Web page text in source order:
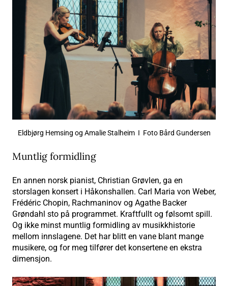
Eldbjørg Hemsing og Amalie Stalheim I Foto Bård Gundersen
Muntlig formidling
En annen norsk pianist, Christian Grøvlen, ga en
storslagen konsert i Håkonshallen. Carl Maria von Weber,
Frédéric Chopin, Rachmaninov og Agathe Backer
Grøndahl sto på programmet. Kraftfullt og følsomt spill.
Og ikke minst muntlig formidling av musikkhistorie
mellom innslagene. Det har blitt en vane blant mange
musikere, og for meg tilfører det konsertene en ekstra
dimensjon.